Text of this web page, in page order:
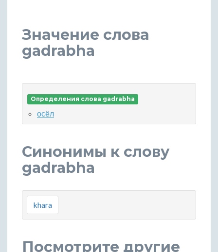
Значение слова
gadrabha
Определения слова gadrabha
осёл
Синонимы к слову
gadrabha
khara
Посмотрите другие